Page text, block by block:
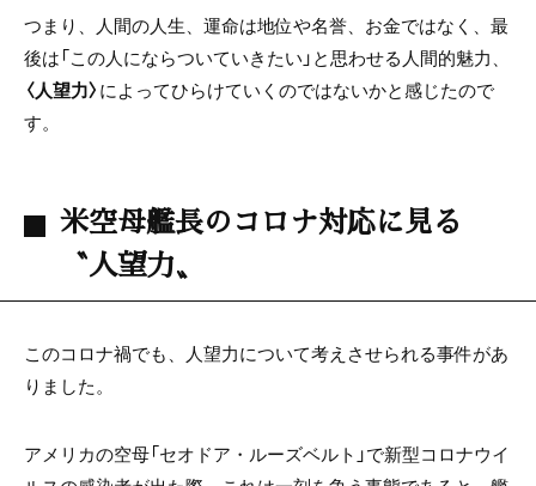
つまり、人間の人生、運命は地位や名誉、お金ではなく、最
後は「この人にならついていきたい」と思わせる人間的魅力、
〈人望力〉によってひらけていくのではないかと感じたので
す。
米空母艦長のコロナ対応に見る
〝人望力〟
このコロナ禍でも、人望力について考えさせられる事件があ
りました。
アメリカの空母「セオドア・ルーズベルト」で新型コロナウイ